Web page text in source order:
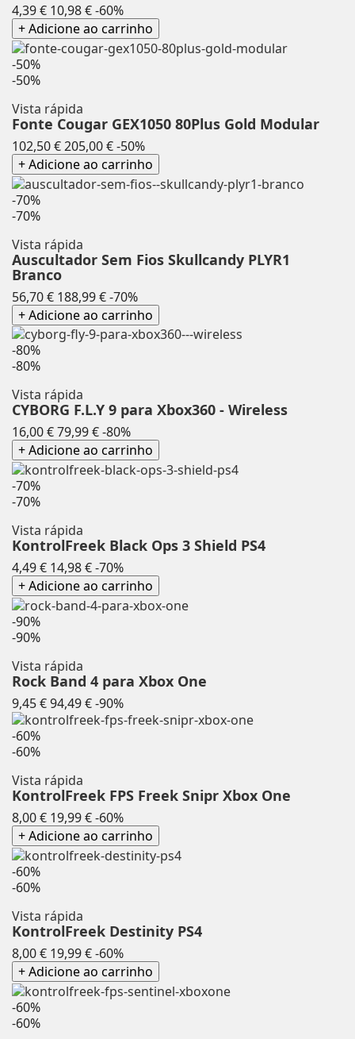
4,39 € Preço
normal
10,98 €-60%Preço
+ Adicione ao carrinho
-50%
-50%
Vista rápida
Fonte Cougar GEX1050 80Plus Gold Modular
102,50 € Preço
normal
205,00 €-50%Preço
+ Adicione ao carrinho
-70%
-70%
Vista rápida
Auscultador Sem Fios Skullcandy PLYR1
Branco
56,70 € Preço
normal
188,99 €-70%Preço
+ Adicione ao carrinho
-80%
-80%
Vista rápida
CYBORG F.L.Y 9 para Xbox360 - Wireless
16,00 €Preço
normal
79,99 €-80%Preço
+ Adicione ao carrinho
-70%
-70%
Vista rápida
KontrolFreek Black Ops 3 Shield PS4
4,49 € Preço
normal
14,98 €-70%Preço
+ Adicione ao carrinho
-90%
-90%
Vista rápida
Rock Band 4 para Xbox One
9,45 €Preço
normal
94,49 €-90%Preço
-60%
-60%
Vista rápida
KontrolFreek FPS Freek Snipr Xbox One
8,00 € Preço
normal
19,99 €-60%Preço
+ Adicione ao carrinho
-60%
-60%
Vista rápida
KontrolFreek Destinity PS4
8,00 € Preço
normal
19,99 €-60%Preço
+ Adicione ao carrinho
-60%
-60%